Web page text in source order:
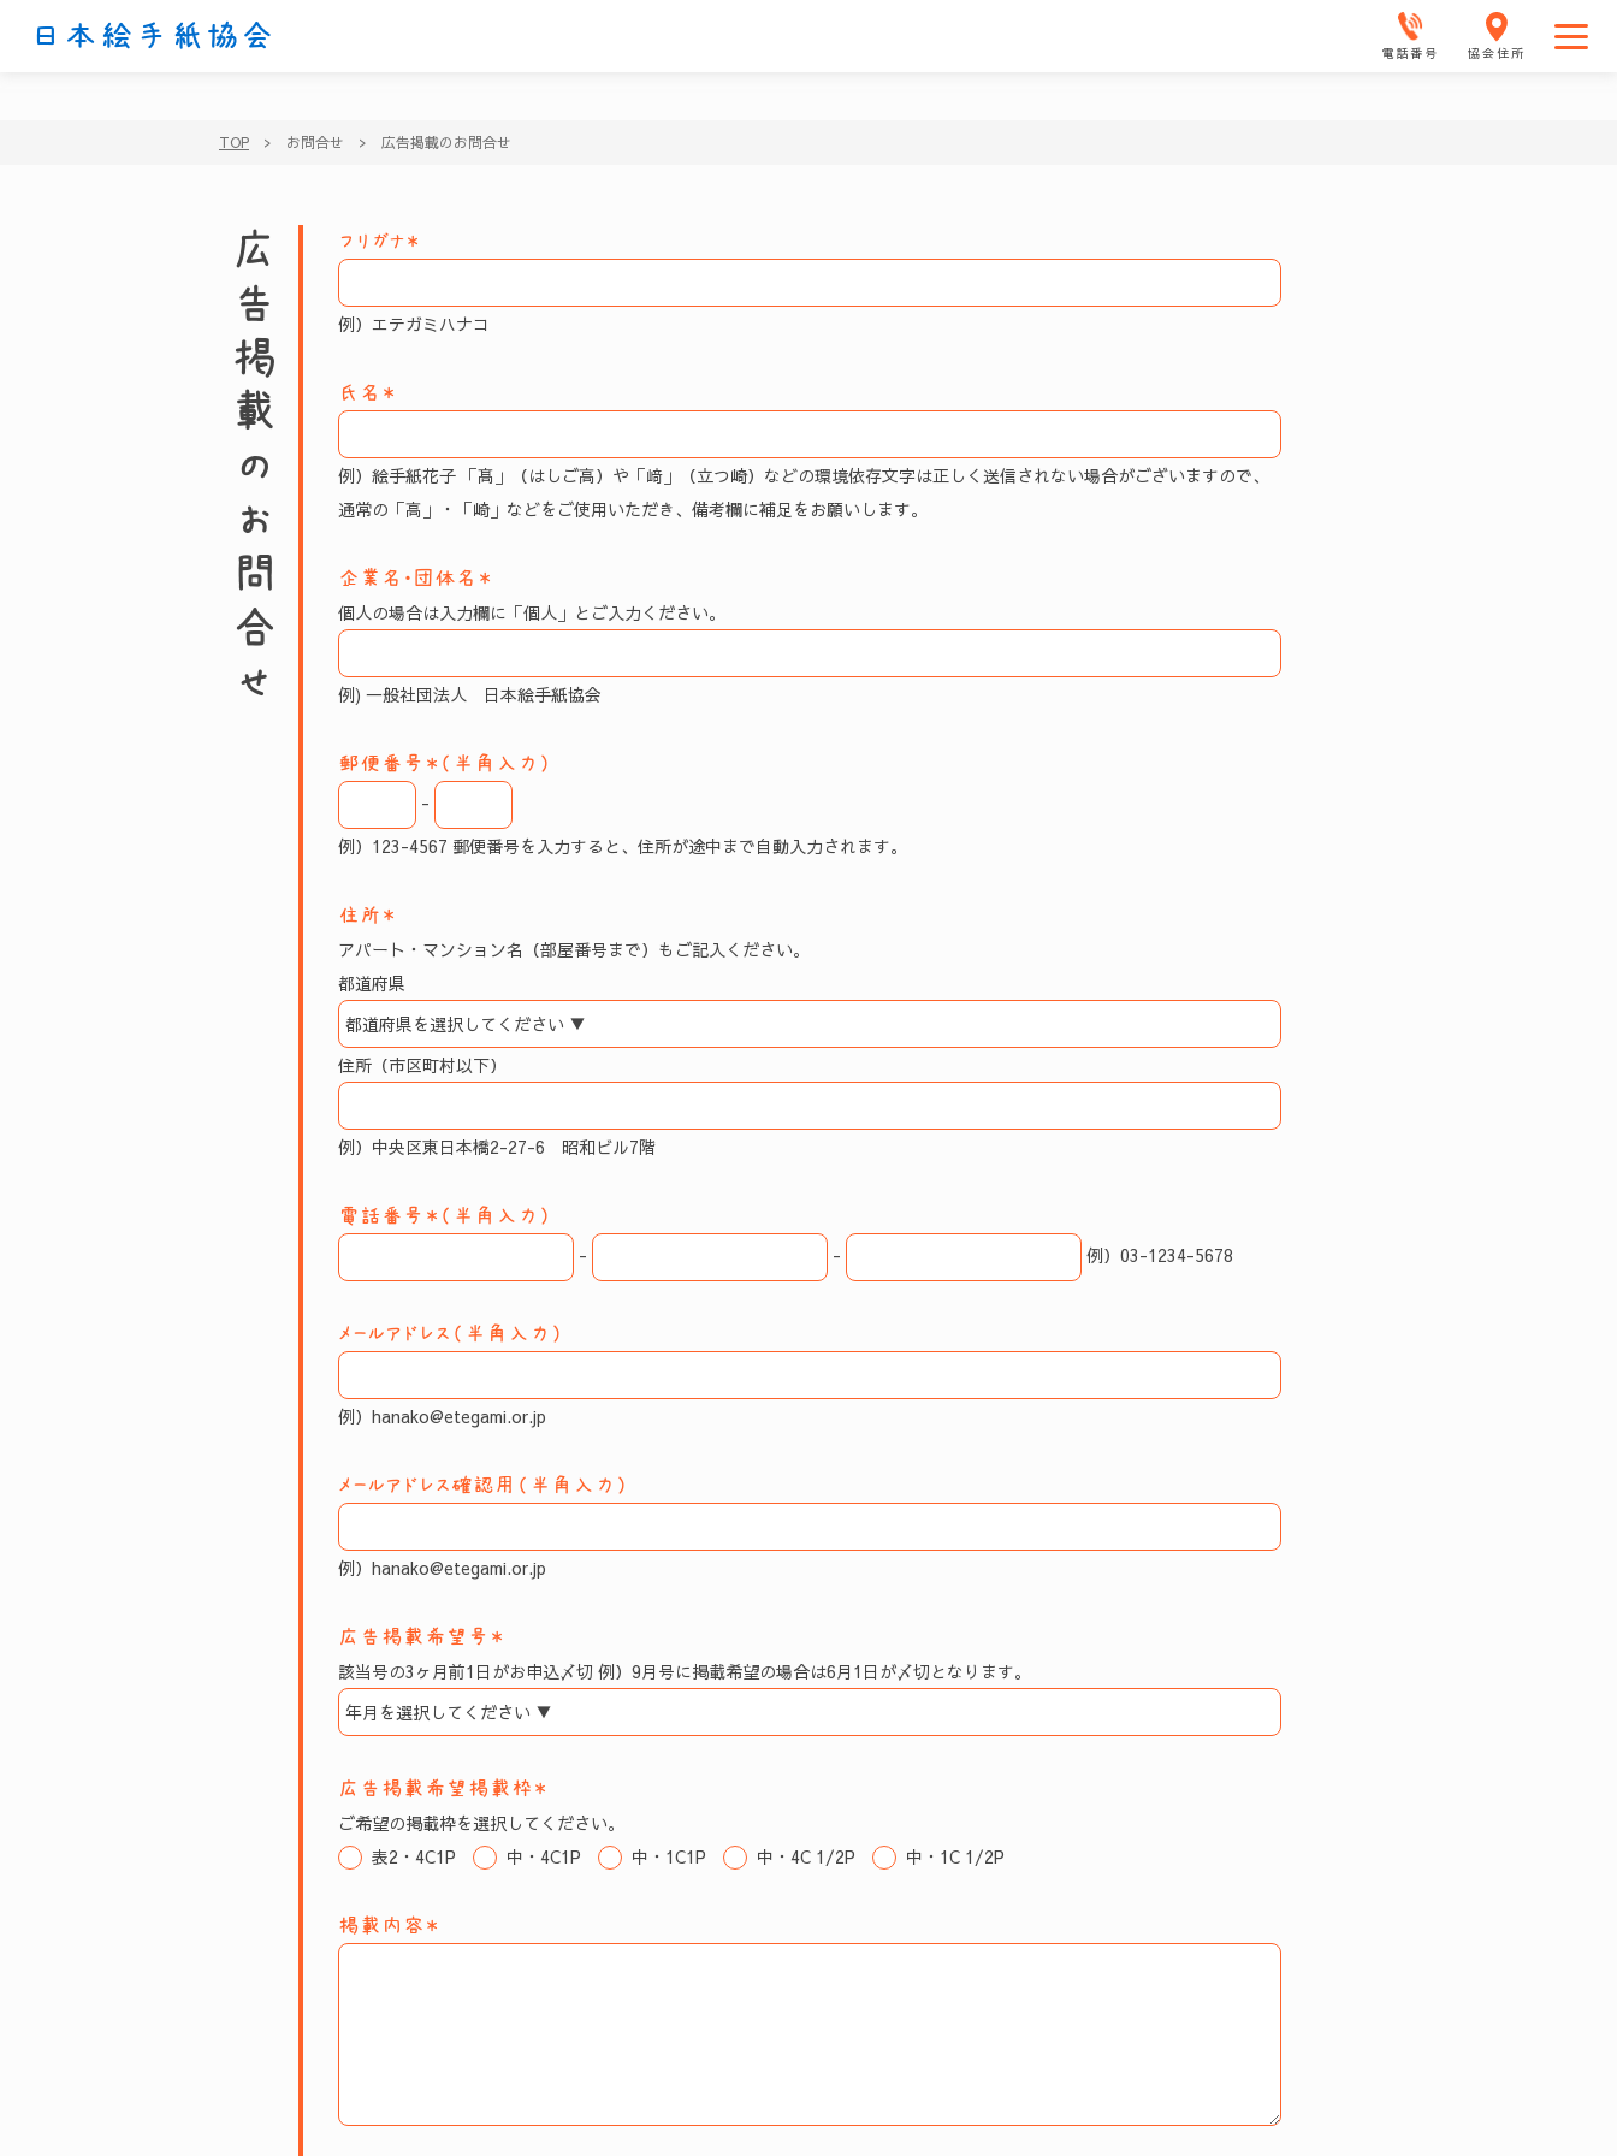
日本絵手紙協会 電話番号 協会住所
TOP > お問合せ > 広告掲載のお問合せ
広告掲載のお問合せ フリガナ＊
例）エテガミハナコ
氏名＊
例）絵手紙花子 「髙」（はしご高）や「﨑」（立つ崎）などの環境依存文字は正しく送信されない場合がございますので、
通常の「高」・「崎」などをご使用いただき、備考欄に補足をお願いします。
企業名・団体名＊
個人の場合は入力欄に「個人」とご入力ください。
例) 一般社団法人 日本絵手紙協会
郵便番号＊（半角入力）
-
例）123-4567 郵便番号を入力すると、住所が途中まで自動入力されます。
住所＊
アパート・マンション名（部屋番号まで）もご記入ください。
都道府県
住所（市区町村以下）
例）中央区東日本橋2-27-6 昭和ビル7階
電話番号＊（半角入力）
- - 例）03-1234-5678
メールアドレス（半角入力）
例）hanako@etegami.or.jp
メールアドレス確認用（半角入力）
例）hanako@etegami.or.jp
広告掲載希望号＊
該当号の3ヶ月前1日がお申込〆切 例）9月号に掲載希望の場合は6月1日が〆切となります。
広告掲載希望掲載枠＊
ご希望の掲載枠を選択してください。
表2・4C1P
中・4C1P 中・1C1P 中・4C 1/2P 中・1C 1/2P
掲載内容＊